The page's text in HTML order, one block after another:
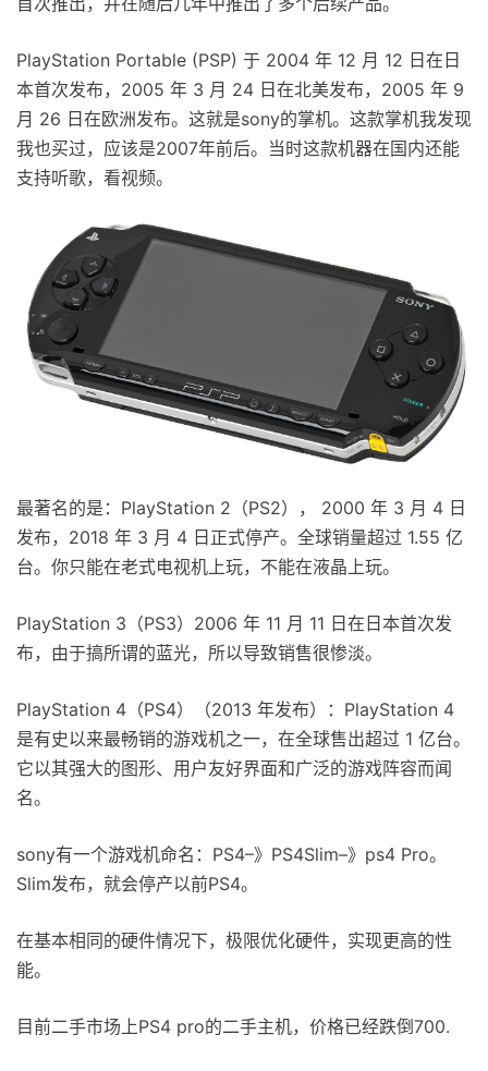
PlayStation Portable (PSP) 于 2004 年 12 月 12 日在日
本首次发布，2005 年 3 月 24 日在北美发布，2005 年 9
月 26 日在欧洲发布。这就是sony的掌机。这款掌机我发现
我也买过，应该是2007年前后。当时这款机器在国内还能
支持听歌，看视频。
最著名的是：PlayStation 2（PS2）， 2000 年 3 月 4 日
发布，2018 年 3 月 4 日正式停产。全球销量超过 1.55 亿
台。你只能在老式电视机上玩，不能在液晶上玩。
PlayStation 3（PS3）2006 年 11 月 11 日在日本首次发
布，由于搞所谓的蓝光，所以导致销售很惨淡。
PlayStation 4（PS4）（2013 年发布）：PlayStation 4
是有史以来最畅销的游戏机之一，在全球售出超过 1 亿台。
它以其强大的图形、用户友好界面和广泛的游戏阵容而闻
名。
sony有一个游戏机命名：PS4–》PS4Slim–》ps4 Pro。
Slim发布，就会停产以前PS4。
在基本相同的硬件情况下，极限优化硬件，实现更高的性
能。
目前二手市场上PS4 pro的二手主机，价格已经跌倒700.